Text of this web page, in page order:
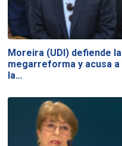
Moreira (UDI) defiende la
megarreforma y acusa a
la…